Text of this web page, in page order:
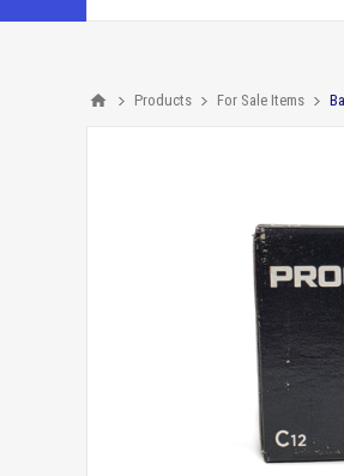
Products For Sale Items